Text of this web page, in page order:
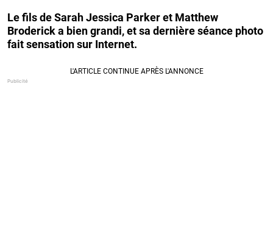
Le fils de Sarah Jessica Parker et Matthew
Broderick a bien grandi, et sa dernière séance photo
fait sensation sur Internet.